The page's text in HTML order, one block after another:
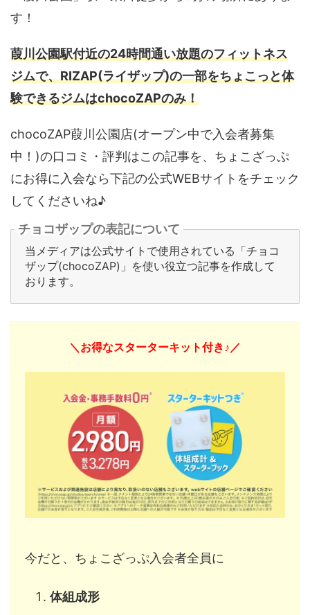
す！
葭川公園駅付近の24時間通い放題のフィットネス
ジムで、RIZAP(ライザップ)の一部をちょこっと体
験できるジムはchocoZAPのみ！
chocoZAP葭川公園店(オープン中で入会者募集
中！)の口コミ・評判はこの記事を、ちょこざっぷ
にお得に入会なら下記の公式WEBサイトをチェック
してくださいね♪
チョコザップの表記について
当メディアは公式サイトで使用されている「チョコ
ザップ(chocoZAP)」を使い役立つ記事を作成して
おります。
＼お得なスターターキット付き♪／
今だと、ちょこざっぷ入会者全員に
体組成形